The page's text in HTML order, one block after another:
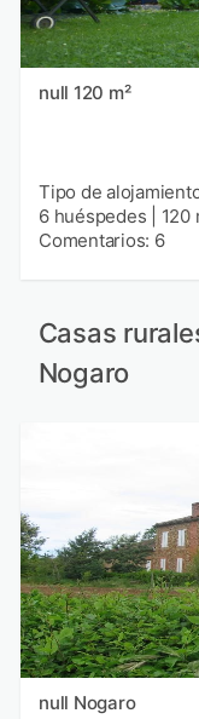
null 120 m²
Tipo de
6 huéspedes
120
Comentarios: 6
Casas
Nogaro
null Nogaro